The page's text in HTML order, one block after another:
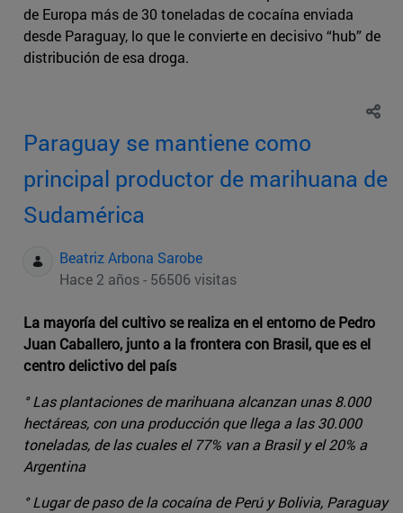
de Europa más de 30 toneladas de cocaína enviada
desde Paraguay, lo que le convierte en decisivo “hub” de
distribución de esa droga.
Paraguay se mantiene como
principal productor de marihuana de
Sudamérica
Beatriz Arbona Sarobe
Hace 2 años - 56506 visitas
La mayoría del cultivo se realiza en el entorno de Pedro
Juan Caballero, junto a la frontera con Brasil, que es el
centro delictivo del país
° Las plantaciones de marihuana alcanzan unas 8.000
hectáreas, con una producción que llega a las 30.000
toneladas, de las cuales el 77% van a Brasil y el 20% a
Argentina
° Lugar de paso de la cocaína de Perú y Bolivia, Paraguay